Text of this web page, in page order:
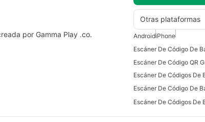
Otras plataformas
por Gamma Play .co.
AndroidiPhone
Escáner De Códigos De